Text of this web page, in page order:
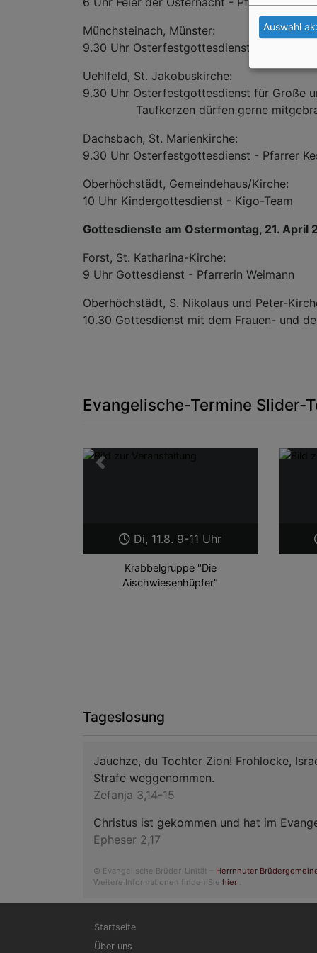
Münchsteinach, Münster:
9.30 Uhr Osterfestgottesdienst - Pfarrer
Uehlfeld, St. Jakobuskirche:
9.30 Uhr Osterfestgottesdienst für Große
Taufkerzen dürfen gerne
Dachsbach, St. Marienkirche:
9.30 Uhr Osterfestgottesdienst - Pfarrer
Oberhöchstädt, Gemeindehaus/Kirche:
10 Uhr Kindergottesdienst - Kigo-Team
Gottesdienste am Ostermontag, 21. April
Forst, St. Katharina-Kirche:
9 Uhr Gottesdienst - Pfarrerin Weimann
Oberhöchstädt, S. Nikolaus und Peter-
10.30 Gottesdienst mit dem Frauen- und
Evangelische-Termine Slider-
Di, 11.8. 9-11 Uhr
Krabbelgruppe "Die
Aischwiesenhüpfer"
Zurück
Tageslosung
Jauchze, du Tochter Zion! Frohlocke,
Strafe weggenommen.
Zefanja 3,14-15
Christus ist gekommen und hat im
Epheser 2,17
© Evangelische Brüder-Unität – Herrnhuter
Weitere Informationen finden Sie hier .
Hauptnavigation
Startseite
Über uns
Auswahl